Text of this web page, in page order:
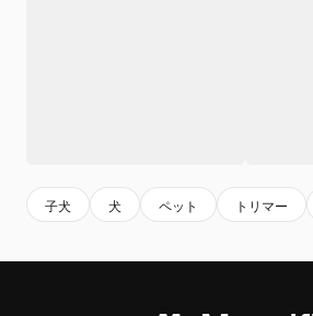
子犬 犬 ペット トリマー